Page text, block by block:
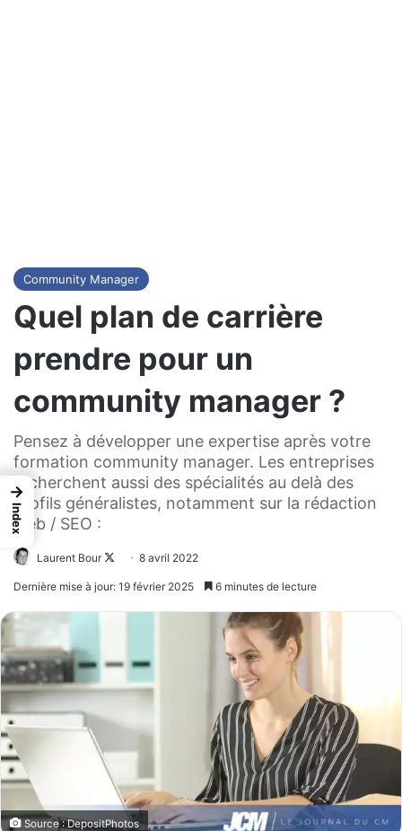
Community Manager
Quel plan de carrière
prendre pour un
community manager ?
Pensez à développer une expertise après votre
formation community manager. Les entreprises
recherchent aussi des spécialités au delà des
profils généralistes, notamment sur la rédaction
web / SEO :
Laurent Bour
Follow8 avril 2022
Dernière mise à jour: 19 février 2025 6 minutes de lecture
Source : DepositPhotos
→
Index